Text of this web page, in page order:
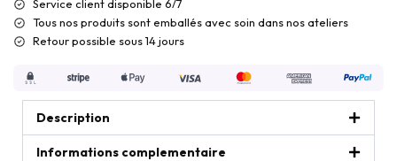
Service client disponible 6/7
Tous nos produits sont emballés avec soin dans nos ateliers
Retour possible sous 14 jours
Description
Informations complementaire